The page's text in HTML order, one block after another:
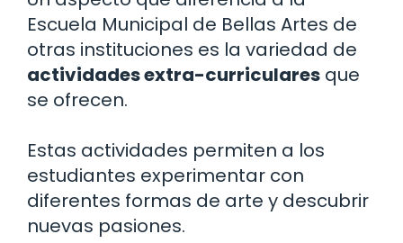
Escuela Municipal de Bellas Artes de
otras instituciones es la variedad de
actividades extra-curriculares que
se ofrecen.
Estas actividades permiten a los
estudiantes experimentar con
diferentes formas de arte y descubrir
nuevas pasiones.